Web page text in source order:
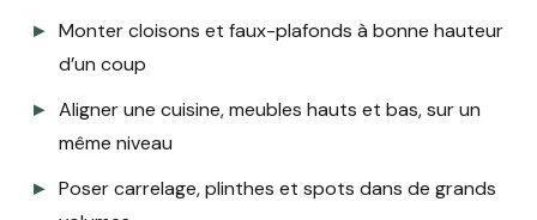
Monter cloisons et faux-plafonds à bonne hauteur
d’un coup
Aligner une cuisine, meubles hauts et bas, sur un
même niveau
Poser carrelage, plinthes et spots dans de grands